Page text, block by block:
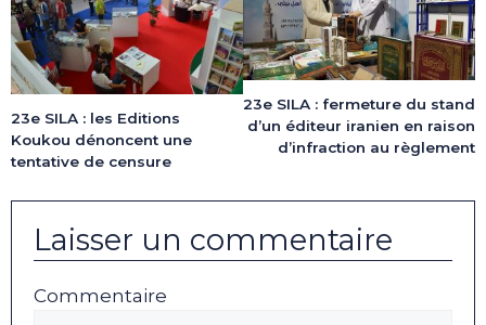
23e SILA : les Editions
Koukou dénoncent une
tentative de censure
23e SILA : fermeture du stand
d’un éditeur iranien en raison
d’infraction au règlement
Laisser un commentaire
Commentaire